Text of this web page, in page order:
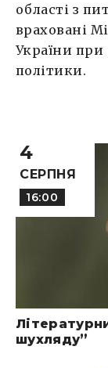
області з
враховані
України при
політики.
4
СЕРПНЯ
16:00
шухляду”